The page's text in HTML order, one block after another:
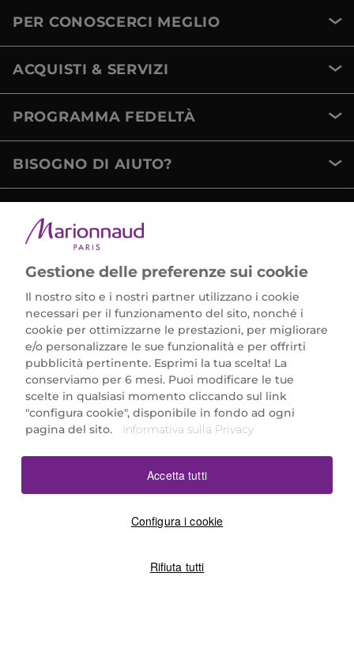
PER CONOSCERCI MEGLIO
ACQUISTI & SERVIZI
PROGRAMMA FEDELTÀ
BISOGNO DI AIUTO?
Marionnaud Parfumeries Italia S.r.l.
Largo Fiera Milano 5, 20017 Rho (MI)
REA Milano 1650024 con P.IVA 13425220152.
SCARICA LA NOSTRA APP
Gestione delle preferenze sui cookie
Il nostro sito e i nostri partner utilizzano i cookie
necessari per il funzionamento del sito, nonché i
cookie per ottimizzarne le prestazioni, per migliorare
e/o personalizzare le sue funzionalità e per offrirti
pubblicità pertinente. Esprimi la tua scelta! La
conserviamo per 6 mesi. Puoi modificare le tue
scelte in qualsiasi momento cliccando sul link
"configura cookie", disponibile in fondo ad ogni
pagina del sito.
Informativa sulla Privacy
Configura i cookie
Rifiuta tutti
Accetta tutti